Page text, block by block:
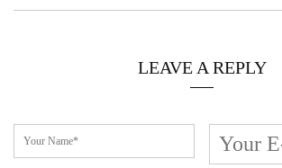
LEAVE A REPLY